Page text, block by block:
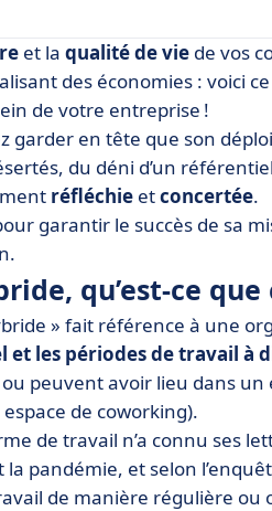
qu’est-ce que c’est ?
le succès du travail
et la qualité de vie de vos
des économies : voici
de votre entreprise !
garder en tête que son
du déni d’un
réfléchie etconcertée.
garantir le succès de sa
qu’est-ce que
» fait référence à une
et les périodes de travail à
peuvent avoir lieu dans
de coworking).
de travail n’a connu ses
pandémie, et selon
de manière régulière ou